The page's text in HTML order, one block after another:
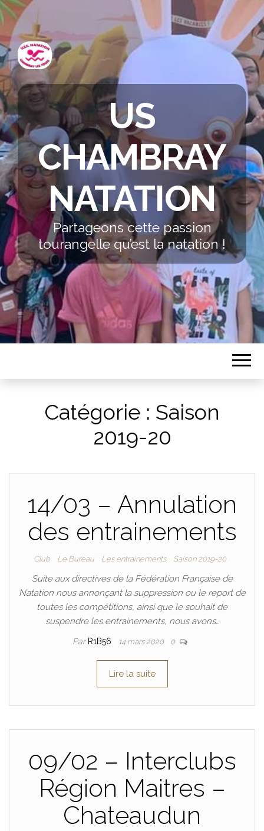
US
CHAMBRAY
NATATION
Partageons cette passion
tourangelle qu’est la natation !
Catégorie : Saison
2019-20
14/03 – Annulation
des entrainements
Club Le Bureau Les entrainements Saison 2019-20
Suite aux directives de la Fédération Française de
Natation nous annonçant la suppression ou le report de
toutes les compétitions, ainsi que le souhait de
suspendre les entrainements, nous avons…
Par R1B56 14 mars 2020 0
Lire la suite
09/02 – Interclubs
Région Maitres –
Chateaudun